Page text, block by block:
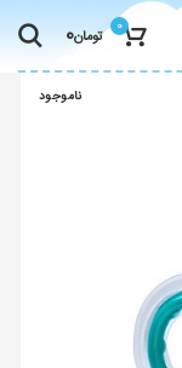
0 تومان0
ناموجود